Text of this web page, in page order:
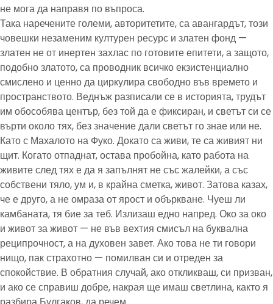
не мога да направя по въпроса.
Така наречените големи, авторитетите, са авангардът, този
човешки незаменим културен ресурс и златен фонд —
златен не от инертен захлас по готовите епитети, а защото,
подобно златото, са проводник всичко екзистенциално
смислено и ценно да циркулира свободно във времето и
пространството. Веднъж разписали се в историята, трудът
им обособява център, без той да е фиксиран, и светът си се
върти около тях, без значение дали светът го знае или не.
Като с Махалото на Фуко. Докато са живи, те са живият ни
щит. Когато отпаднат, остава пробойна, като работа на
живите след тях е да я запълнят не със жалейки, а със
собствени тяло, ум и, в крайна сметка, живот. Затова казах,
че е друго, а не омраза от ярост и объркване. Чуеш ли
камбаната, тя бие за теб. Излизаш едно напред. Око за око
и живот за живот — не във вехтия смисъл на буквална
реципрочност, а на духовен завет. Ако това не ти говори
нищо, пак страхотно — помилван си и отреден за
спокойствие. В обратния случай, ако откликваш, си призван,
и ако се справиш добре, накрая ще имаш светлина, както я